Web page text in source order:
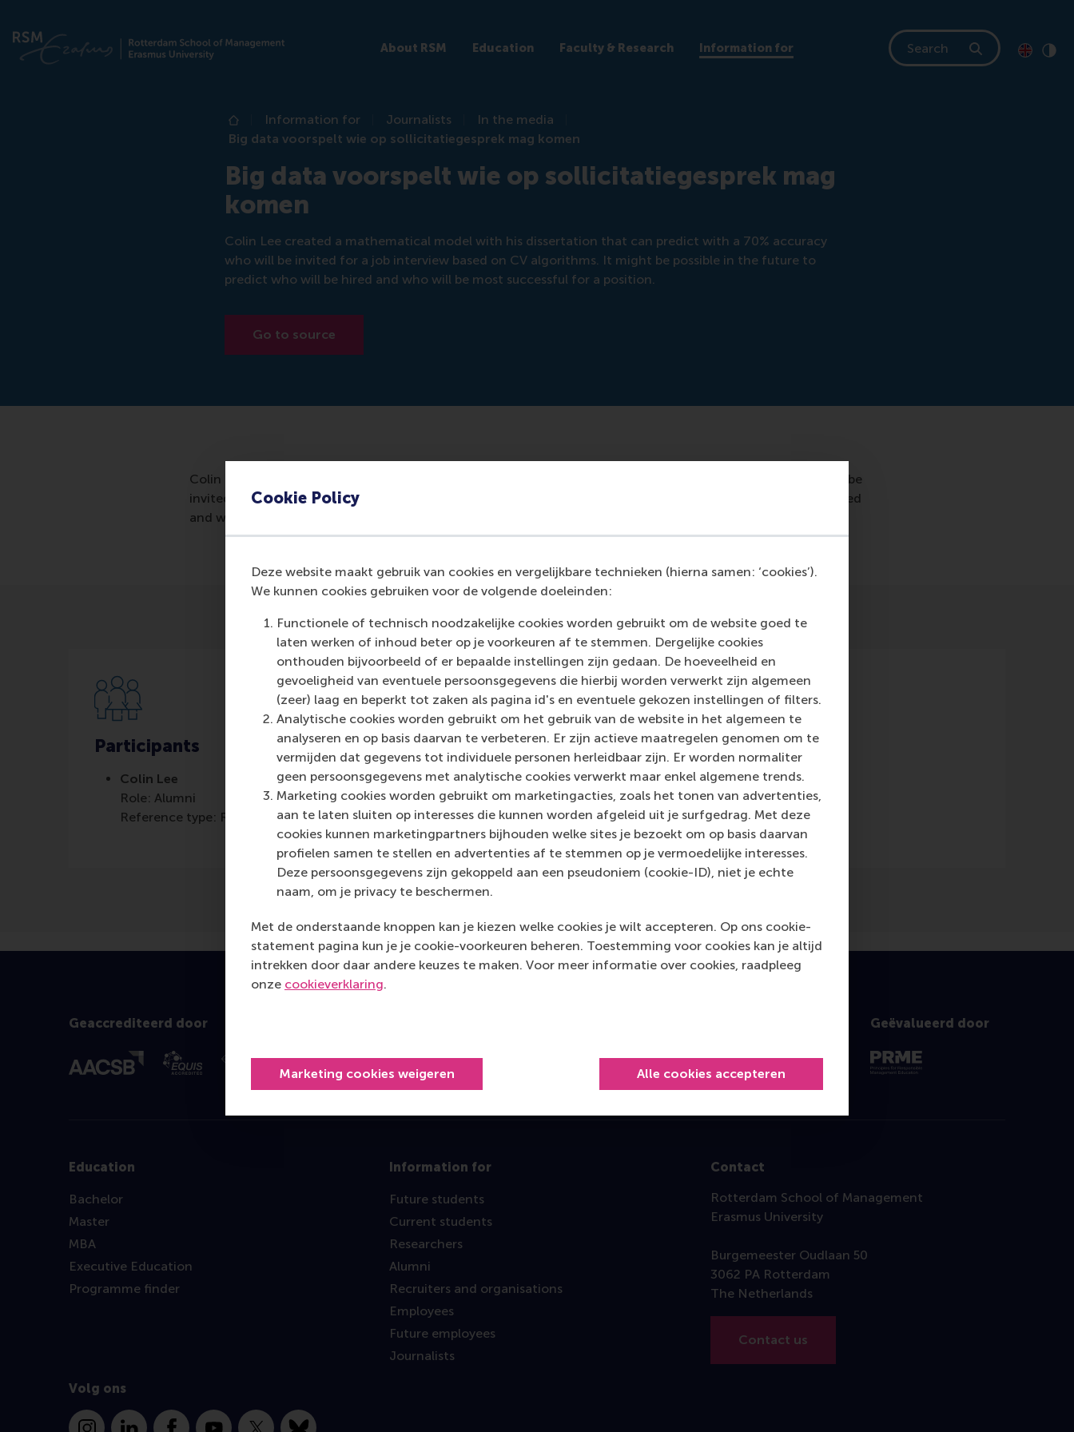
Cookie Policy
Deze website maakt gebruik van cookies en vergelijkbare technieken (hierna samen: ‘cookies’).
We kunnen cookies gebruiken voor de volgende doeleinden:
Functionele of technisch noodzakelijke cookies worden gebruikt om de website goed te
laten werken of inhoud beter op je voorkeuren af te stemmen. Dergelijke cookies
onthouden bijvoorbeeld of er bepaalde instellingen zijn gedaan. De hoeveelheid en
gevoeligheid van eventuele persoonsgegevens die hierbij worden verwerkt zijn algemeen
(zeer) laag en beperkt tot zaken als pagina id's en eventuele gekozen instellingen of filters.
Analytische cookies worden gebruikt om het gebruik van de website in het algemeen te
analyseren en op basis daarvan te verbeteren. Er zijn actieve maatregelen genomen om te
vermijden dat gegevens tot individuele personen herleidbaar zijn. Er worden normaliter
geen persoonsgegevens met analytische cookies verwerkt maar enkel algemene trends.
Marketing cookies worden gebruikt om marketingacties, zoals het tonen van advertenties,
aan te laten sluiten op interesses die kunnen worden afgeleid uit je surfgedrag. Met deze
cookies kunnen marketingpartners bijhouden welke sites je bezoekt om op basis daarvan
profielen samen te stellen en advertenties af te stemmen op je vermoedelijke interesses.
Deze persoonsgegevens zijn gekoppeld aan een pseudoniem (cookie-ID), niet je echte
naam, om je privacy te beschermen.
Met de onderstaande knoppen kan je kiezen welke cookies je wilt accepteren. Op ons cookie-
statement pagina kun je je cookie-voorkeuren beheren. Toestemming voor cookies kan je altijd
intrekken door daar andere keuzes te maken. Voor meer informatie over cookies, raadpleeg
onze cookieverklaring.
Marketing cookies weigeren Alle cookies accepteren
About RSM Education Faculty & Research Information for
Search
Home
Information for Journalists
In the media
Big data voorspelt wie op sollicitatiegesprek mag komen
Big data voorspelt wie op sollicitatiegesprek mag
komen
Colin Lee created a mathematical model with his dissertation that can predict with a 70% accuracy
who will be invited for a job interview based on CV algorithms. It might be possible in the future to
predict who will be hired and who will be most successful for a position.
Go to source
Colin Lee created a mathematical model with his dissertation that can predict with a 70% accuracy who will be
invited for a job interview based on CV algorithms. It might be possible in the future to predict who will be hired
and who will be most successful for a position.
Participants
Colin Lee
Role: Alumni
Reference type: Referenced
Media Outlets
HR netwerk(Online)
Geaccrediteerd door Geëvalueerd door
Education
Bachelor
Master
MBA
Executive Education
Programme finder
Information for
Future students
Current students
Researchers
Alumni
Recruiters and organisations
Employees
Future employees
Journalists
Contact
Rotterdam School of Management
Erasmus University
Burgemeester Oudlaan 50
3062 PA Rotterdam
The Netherlands
Contact us
Volg ons